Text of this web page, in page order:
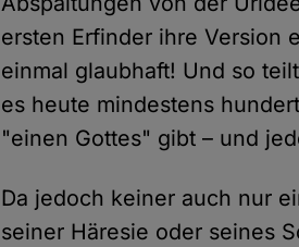
ersten Erfinder ihre Version
einmal glaubhaft! Und so
es heute mindestens
"einen Gottes" gibt – und
Da jedoch keiner auch nur
seiner Häresie oder seines